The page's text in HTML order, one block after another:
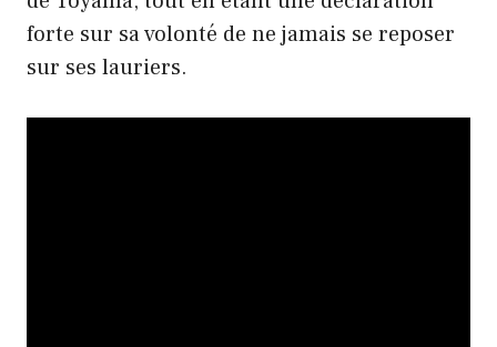
forte sur sa volonté de ne jamais se reposer
sur ses lauriers.